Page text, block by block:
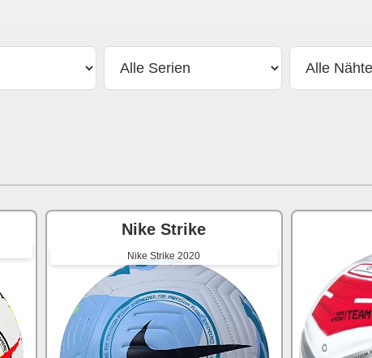
Nike Strike
Nike Strike 2020